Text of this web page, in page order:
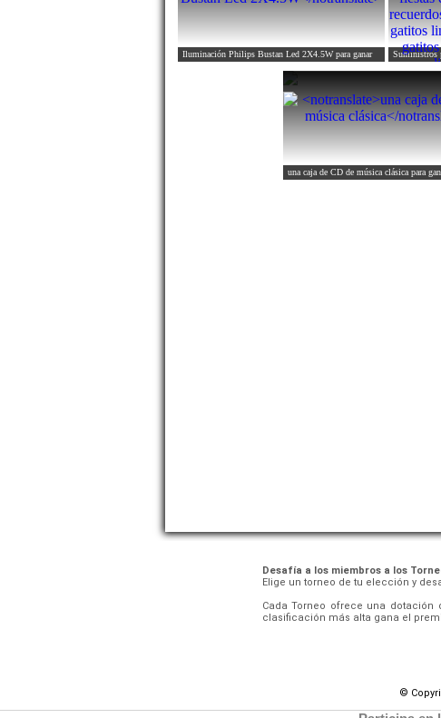
Iluminación Philips Bustan Led 2X4.5Wpara ganar
una caja de CD de música clásica para
Desafía a los miembros a los
Elige un torneo de tu elección y
Cada Torneo ofrece una dotación
clasificación más alta gana el
©